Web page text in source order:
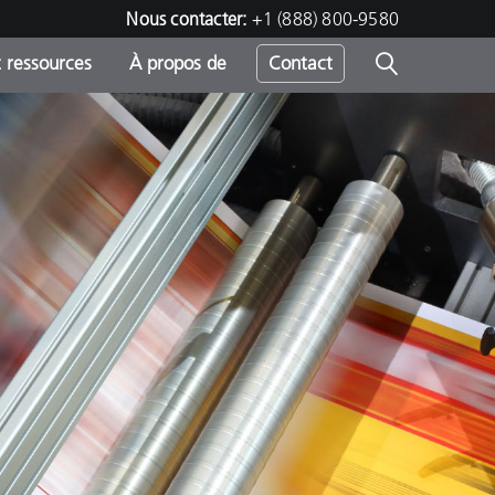
Nous contacter: +1 (888) 800-9580
À propos de Contact